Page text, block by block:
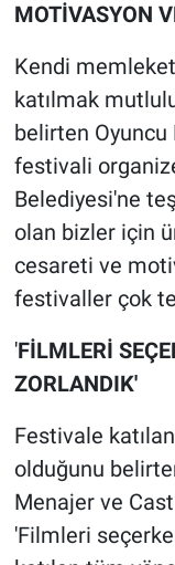
MOTİVASYON
Kendi
katılmak
belirten Oyuncu
festivali
Belediyesi'ne
olan bizler için
cesareti ve
festivaller çok
'FİLMLERİ
ZORLANDIK'
Festivale
olduğunu
Menajer ve
'Filmleri